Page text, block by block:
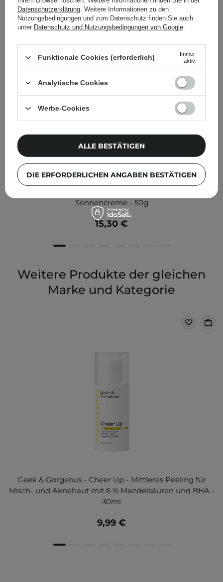
Nine Less - Essentials UV Shield Soothing Sun Cream
Sonnencreme - 50g
15,30 €
Weitere Produkte der gleichen
Marke und Kategorie
Geek & Gorgeous - Cheer Up - Mittleres Peeling für
Misch- und Aknehaut mit 6 % Mandelsäuren und BHA -
30ml
9,99 €
Datenschutzerklärung . Weitere Informationen zu den
Nutzungsbedingungen und zum Datenschutz finden Sie auch
unter Datenschutz und Nutzungsbedingungen von Google
Funktionale Cookies (erforderlich)
Immer
aktiv
Analytische Cookies
Werbe-Cookies
DIE ERFORDERLICHEN ANGABEN BESTÄTIGEN
ALLE BESTÄTIGEN